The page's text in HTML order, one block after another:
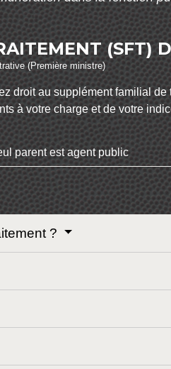
(SFT)
(Première ministre)
droit au supplément familial
à votre charge et de votre
parent est agent public
?